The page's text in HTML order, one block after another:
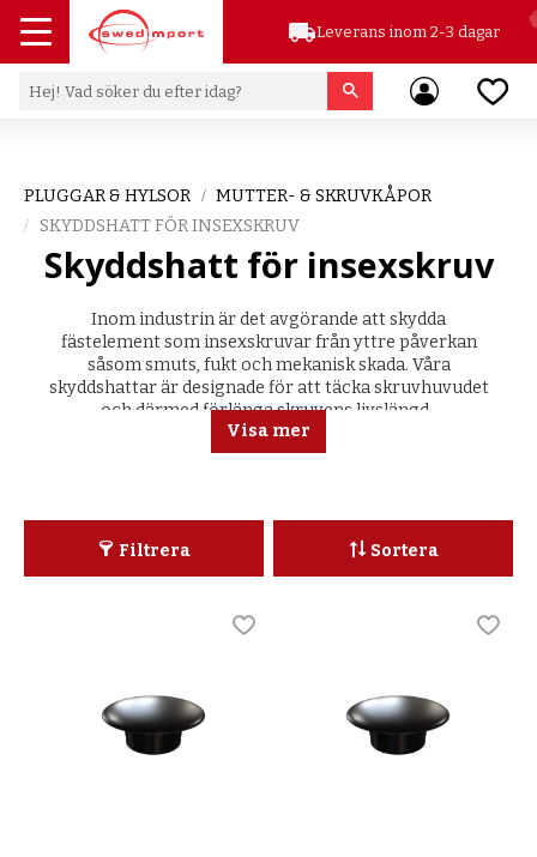
Meny
local_shippingLeverans inom 2-3 dagar
PLUGGAR & HYLSOR
MUTTER- & SKRUVKÅPOR
SKYDDSHATT FÖR INSEXSKRUV
Skyddshatt för insexskruv
Inom industrin är det avgörande att skydda
fästelement som insexskruvar från yttre påverkan
såsom smuts, fukt och mekanisk skada. Våra
skyddshattar är designade för att täcka skruvhuvudet
och därmed förlänga skruvens livslängd.
Visa mer
Filtrera Sortera
Lägg till i favoriter